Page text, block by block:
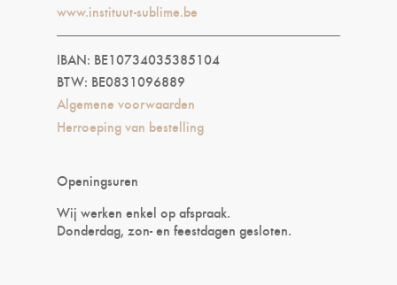
www.instituut-sublime.be
IBAN: BE10734035385104
BTW: BE0831096889
Algemene voorwaarden
Herroeping van bestelling
Openingsuren
Wij werken enkel op afspraak.
Donderdag, zon- en feestdagen gesloten.